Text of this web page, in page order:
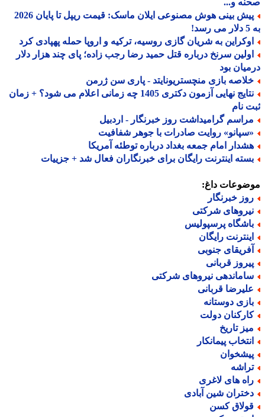
و...
پیش بینی هوش مصنوعی ایلان ماسک: قیمت ریپل تا پایان 2026
به شریان گازی روسیه، ترکیه و اروپا حمله پهپادی کرد
سرنخ درباره قتل حمید رضا رجب زاده؛ پای چند هزار دلار
بود
بازی منچستریونایتد - پاری سن ژرمن
نتایج نهایی آزمون دکتری 1405 چه زمانی اعلام می شود؟ + زمان
نام
گرامیداشت روز خبرنگار - اردبیل
روایت صادرات با جوهر شفافیت
امام جمعه بغداد درباره توطئه آمریکا
اینترنت رایگان برای خبرنگاران فعال شد + جزییات
داغ:
خبرنگار
شرکتی
پرسپولیس
رایگان
جنوبی
قربانی
نیروهای شرکتی
قربانی
دوستانه
دولت
تاریخ
پیمانکار
های لاغری
شین آبادی
کسن